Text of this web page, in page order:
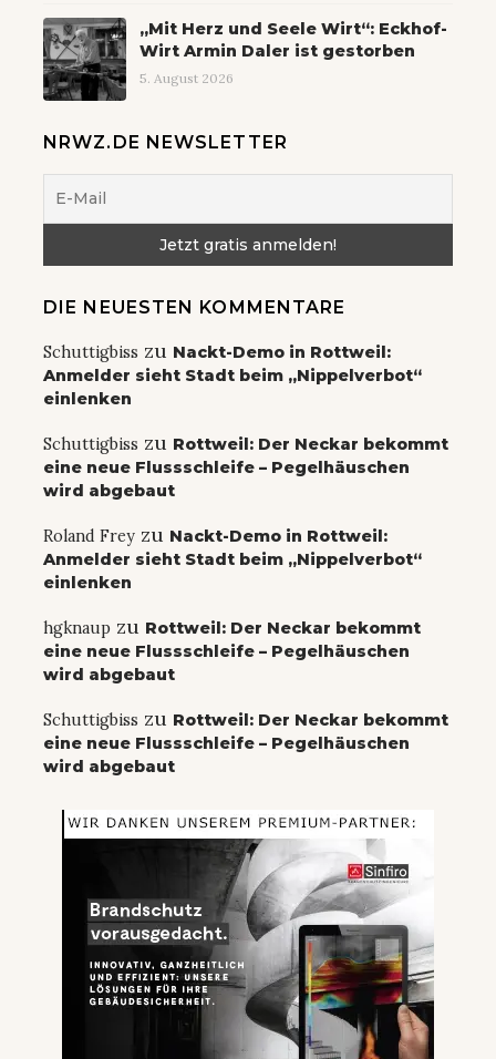
„Mit Herz und Seele Wirt“: Eckhof-
Wirt Armin Daler ist gestorben
5. August 2026
NRWZ.DE NEWSLETTER
DIE NEUESTEN KOMMENTARE
Schuttigbiss zu Nackt-Demo in Rottweil:
Anmelder sieht Stadt beim „Nippelverbot“
einlenken
Schuttigbiss zu Rottweil: Der Neckar bekommt
eine neue Flussschleife – Pegelhäuschen
wird abgebaut
Roland Frey zu Nackt-Demo in Rottweil:
Anmelder sieht Stadt beim „Nippelverbot“
einlenken
hgknaup zu Rottweil: Der Neckar bekommt
eine neue Flussschleife – Pegelhäuschen
wird abgebaut
Schuttigbiss zu Rottweil: Der Neckar bekommt
eine neue Flussschleife – Pegelhäuschen
wird abgebaut